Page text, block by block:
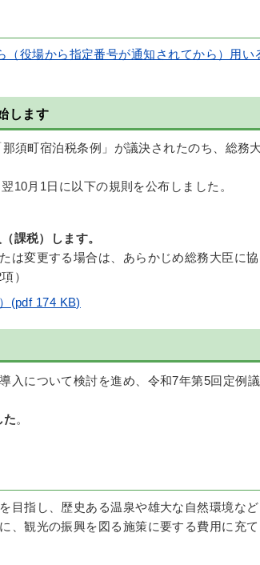
（役場から指定番号が通知されてから）用い
します
須町宿泊税条例」が議決されたのち、総務
10月1日に以下の規則を公布しました。
課税）します。
は変更する場合は、あらかじめ総務大臣に協
）
(pdf 174 KB)
入について検討を進め、令和7年第5回定例議
た。
目指し、歴史ある温泉や雄大な自然環境など
、観光の振興を図る施策に要する費用に充て